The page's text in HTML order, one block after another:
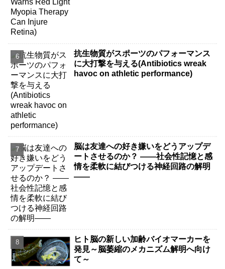
抗生物質がスポーツのパフォーマンス
に大打撃を与える(Antibiotics wreak
havoc on athletic performance)
脳は友達への好き嫌いをどうアップデ
ートさせるのか？ ――社会性記憶と感
情を柔軟に結びつける神経回路の解明
――
ヒト脳の新しい加齢バイオマーカーを
発見～脳萎縮のメカニズム解明へ向け
て～